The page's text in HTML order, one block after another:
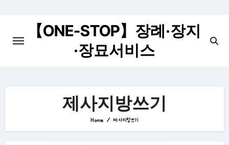
【ONE-STOP】장례·장지
·장묘서비스
제사지방쓰기
Home 제사지방쓰기